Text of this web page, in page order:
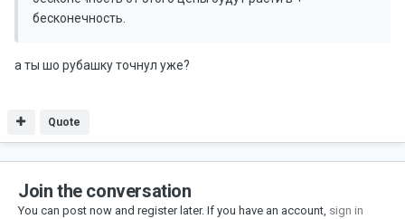
бесконечность.
а ты шо рубашку точнул уже?
Quote
Join the conversation
You can post now and register later. If you have an account, sign in